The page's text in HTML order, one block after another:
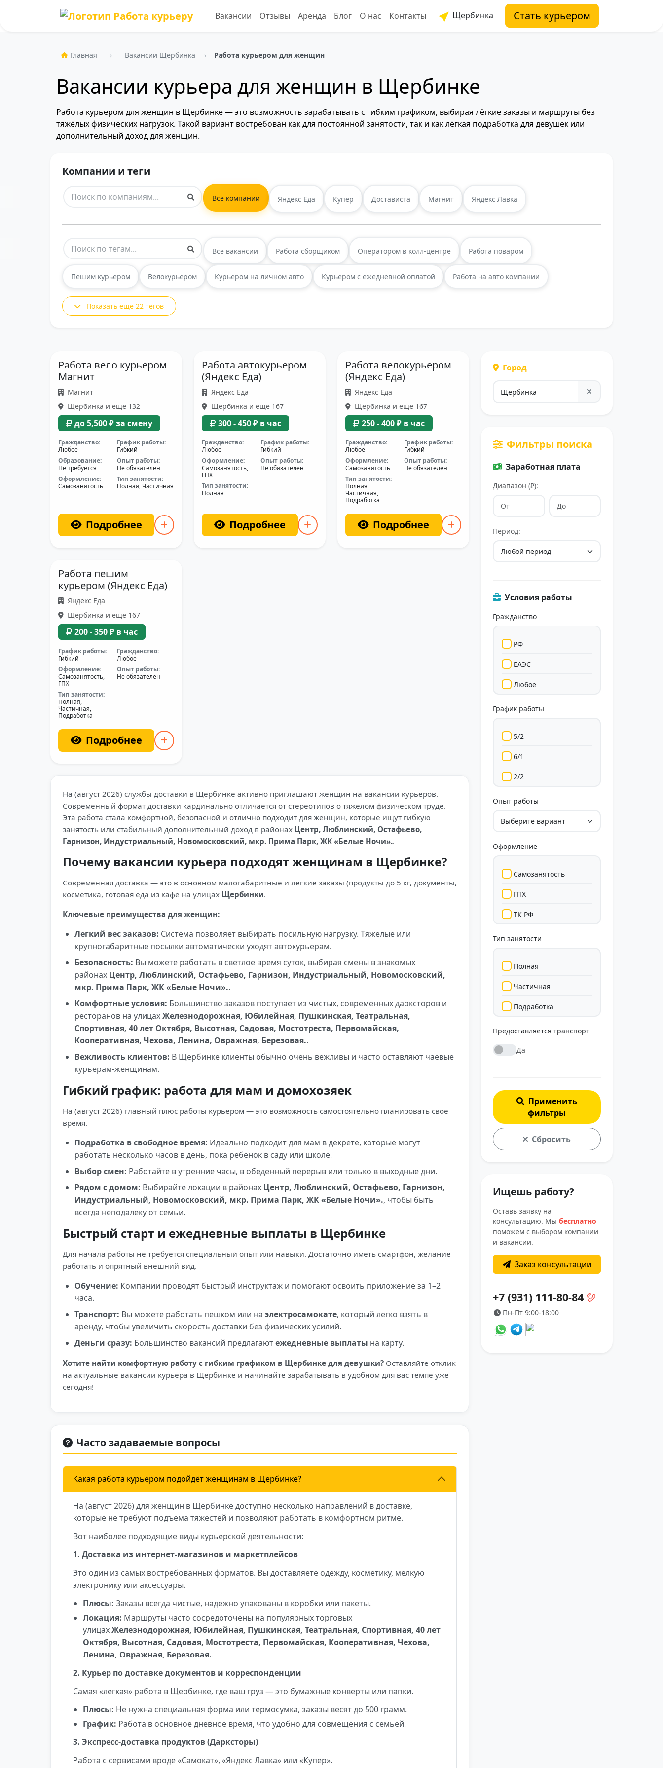
Вакансии Отзывы Аренда Блог О нас Контакты Щербинка Стать курьером
Главная Вакансии Щербинка Работа курьером для женщин
Вакансии курьера для женщин в Щербинке
Работа курьером для женщин в Щербинке — это возможность зарабатывать с гибким графиком, выбирая лёгкие заказы и маршруты без
тяжёлых физических нагрузок. Такой вариант востребован как для постоянной занятости, так и как лёгкая подработка для девушек или
дополнительный доход для женщин.
Компании и теги
Все компании Яндекс Еда Купер Достависта Магнит Яндекс Лавка
Все вакансии Работа сборщиком Оператором в колл-центре Работа поваром
Пешим курьером Велокурьером Курьером на личном авто Курьером с ежедневной оплатой Работа на авто компании
Показать еще 22 тегов
Город
Фильтры поиска
Заработная плата
Диапазон (₽):
Период:
Условия работы
Гражданство
РФ
ЕАЭС
Любое
График работы
5/2
6/1
2/2
Гибкий
Свободный
Опыт работы
Оформление
Самозанятость
ГПХ
ТК РФ
Тип занятости
Полная
Частичная
Подработка
Предоставляется транспорт
Да
Применить
фильтры
Сбросить
Ищешь работу?
Оставь заявку на
консультацию. Мы бесплатно
поможем с выбором компании
и вакансии.
Заказ консультации
+7 (931) 111-80-84
Пн-Пт 9:00-18:00
Работа вело курьером
Магнит
Магнит
Щербинка и еще 132
до 5,500 ₽ за смену
Гражданство:
Любое
График работы:
Гибкий
Образование:
Не требуется
Опыт работы:
Не обязателен
Оформление:
Самозанятость
Тип занятости:
Полная, Частичная
Подробнее
Работа автокурьером
(Яндекс Еда)
Яндекс Еда
Щербинка и еще 167
300 - 450 ₽ в час
Гражданство:
Любое
График работы:
Гибкий
Оформление:
Самозанятость,
ГПХ
Опыт работы:
Не обязателен
Тип занятости:
Полная
Подробнее
Работа велокурьером
(Яндекс Еда)
Яндекс Еда
Щербинка и еще 167
250 - 400 ₽ в час
Гражданство:
Любое
График работы:
Гибкий
Оформление:
Самозанятость
Опыт работы:
Не обязателен
Тип занятости:
Полная,
Частичная,
Подработка
Подробнее
Работа пешим
курьером (Яндекс Еда)
Яндекс Еда
Щербинка и еще 167
200 - 350 ₽ в час
График работы:
Гибкий
Гражданство:
Любое
Оформление:
Самозанятость,
ГПХ
Опыт работы:
Не обязателен
Тип занятости:
Полная,
Частичная,
Подработка
Подробнее
На (август 2026) службы доставки в Щербинке активно приглашают женщин на вакансии курьеров.
Современный формат доставки кардинально отличается от стереотипов о тяжелом физическом труде.
Эта работа стала комфортной, безопасной и отлично подходит для женщин, которые ищут гибкую
занятость или стабильный дополнительный доход в районах Центр, Люблинский, Остафьево,
Гарнизон, Индустриальный, Новомосковский, мкр. Прима Парк, ЖК «Белые Ночи»..
Почему вакансии курьера подходят женщинам в Щербинке?
Современная доставка — это в основном малогабаритные и легкие заказы (продукты до 5 кг, документы,
косметика, готовая еда из кафе на улицах Щербинки.
Ключевые преимущества для женщин:
Легкий вес заказов: Система позволяет выбирать посильную нагрузку. Тяжелые или
крупногабаритные посылки автоматически уходят автокурьерам.
Безопасность: Вы можете работать в светлое время суток, выбирая смены в знакомых
районах Центр, Люблинский, Остафьево, Гарнизон, Индустриальный, Новомосковский,
мкр. Прима Парк, ЖК «Белые Ночи»..
Комфортные условия: Большинство заказов поступает из чистых, современных дарксторов и
ресторанов на улицахЖелезнодорожная, Юбилейная, Пушкинская, Театральная,
Спортивная, 40 лет Октября, Высотная, Садовая, Мостотреста, Первомайская,
Кооперативная, Чехова, Ленина, Овражная, Березовая..
Вежливость клиентов: В Щербинке клиенты обычно очень вежливы и часто оставляют чаевые
курьерам-женщинам.
Гибкий график: работа для мам и домохозяек
На (август 2026) главный плюс работы курьером — это возможность самостоятельно планировать свое
время.
Подработка в свободное время: Идеально подходит для мам в декрете, которые могут
работать несколько часов в день, пока ребенок в саду или школе.
Выбор смен: Работайте в утренние часы, в обеденный перерыв или только в выходные дни.
Рядом с домом: Выбирайте локации в районах Центр, Люблинский, Остафьево, Гарнизон,
Индустриальный, Новомосковский, мкр. Прима Парк, ЖК «Белые Ночи»., чтобы быть
всегда неподалеку от семьи.
Быстрый старт и ежедневные выплаты в Щербинке
Для начала работы не требуется специальный опыт или навыки. Достаточно иметь смартфон, желание
работать и опрятный внешний вид.
Обучение: Компании проводят быстрый инструктаж и помогают освоить приложение за 1–2
часа.
Транспорт: Вы можете работать пешком или на электросамокате, который легко взять в
аренду, чтобы увеличить скорость доставки без физических усилий.
Деньги сразу: Большинство вакансий предлагаютежедневные выплаты на карту.
Хотите найти комфортную работу с гибким графиком в Щербинке для девушки? Оставляйте отклик
на актуальные вакансии курьера в Щербинке и начинайте зарабатывать в удобном для вас темпе уже
сегодня!
Часто задаваемые вопросы
Какая работа курьером подойдёт женщинам в Щербинке?
На (август 2026) для женщин в Щербинке доступно несколько направлений в доставке,
которые не требуют подъема тяжестей и позволяют работать в комфортном ритме.
Вот наиболее подходящие виды курьерской деятельности:
1. Доставка из интернет-магазинов и маркетплейсов
Это один из самых востребованных форматов. Вы доставляете одежду, косметику, мелкую
электронику или аксессуары.
Плюсы: Заказы всегда чистые, надежно упакованы в коробки или пакеты.
Локация: Маршруты часто сосредоточены на популярных торговых
улицахЖелезнодорожная, Юбилейная, Пушкинская, Театральная, Спортивная, 40 лет
Октября, Высотная, Садовая, Мостотреста, Первомайская, Кооперативная, Чехова,
Ленина, Овражная, Березовая..
2. Курьер по доставке документов и корреспонденции
Самая «легкая» работа в Щербинке, где ваш груз — это бумажные конверты или папки.
Плюсы: Не нужна специальная форма или термосумка, заказы весят до 500 грамм.
График: Работа в основное дневное время, что удобно для совмещения с семьей.
3. Экспресс-доставка продуктов (Дарксторы)
Работа с сервисами вроде «Самокат», «Яндекс Лавка» или «Купер».